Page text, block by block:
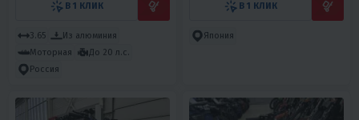
В 1 КЛИК
3.65
Из алюминия
Моторная
До 20 л.с.
Россия
В 1 КЛИК
Япония